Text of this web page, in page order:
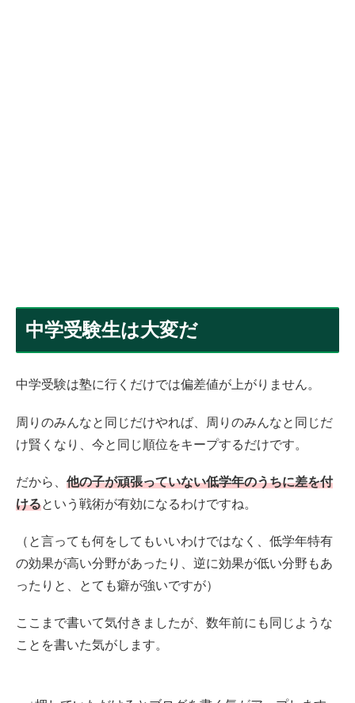
中学受験生は大変だ
中学受験は塾に行くだけでは偏差値が上がりません。
周りのみんなと同じだけやれば、周りのみんなと同じだ
け賢くなり、今と同じ順位をキープするだけです。
だから、 他の子が頑張っていない低学年のうちに差を付
けるという戦術が有効になるわけですね。
（と言っても何をしてもいいわけではなく、低学年特有
の効果が高い分野があったり、逆に効果が低い分野もあ
ったりと、とても癖が強いですが）
ここまで書いて気付きましたが、数年前にも同じような
ことを書いた気がします。